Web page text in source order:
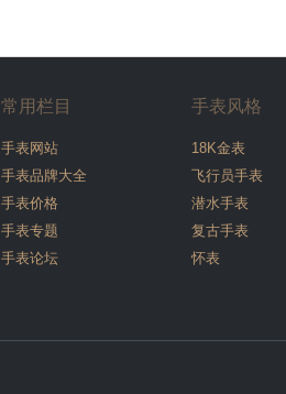
常用栏目
手表网站
手表品牌大全
手表价格
手表专题
手表论坛
手表风格
18K金表
飞行员手表
潜水手表
复古手表
怀表